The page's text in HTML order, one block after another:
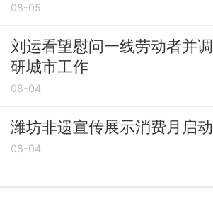
08-05
刘运看望慰问一线劳动者并调
研城市工作
08-04
潍坊非遗宣传展示消费月启动
08-04